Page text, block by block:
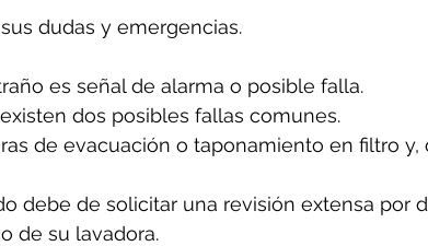
dudas y emergencias.
es señal de alarma o posible falla.
dos posibles fallas comunes.
de evacuación o taponamiento en filtro y,
debe de solicitar una revisión extensa por
de su lavadora.